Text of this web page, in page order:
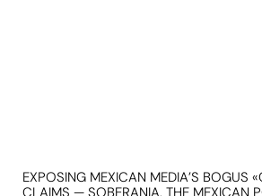
EXPOSING MEXICAN MEDIA’S BOGUS
CLAIMS — SOBERANIA, THE MEXICAN